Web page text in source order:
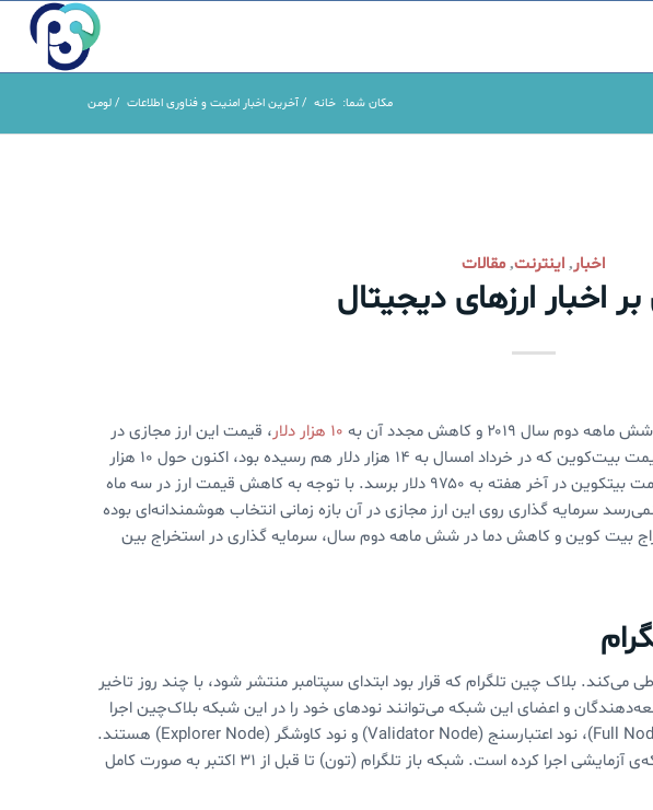
مکان شما: خانه / آخرین اخبار امنیت و فناوری اطلاعات / لومن
اخبار, اینترنت,مقالات
اخبار ارزهای دیجیتال
دوم سال ۲۰۱۹ و کاهش مجدد آن به ۱۰ هزار دلار
، قیمت این ارز مجازی در
ماه گذشته یک ثبات نسبی را تجربه کرده است. قیمت بیت‌کوین که در خرداد امسال به ۱۴ هزار دلار هم رسیده بود، اکنون حول ۱۰ هزار
دلار نوسان‌های جزئی دارد. پیشبینی می‌شود که قیمت بیتکوین در آخر هفته به ۹۷۵۰ دلار برسد. با توجه به کاهش قیمت ارز در سه ماه
سرمایه گذاری روی این ارز مجازی در آن بازه زمانی انتخاب هوشمندانه‌ای بوده
بیت کوین و کاهش دما در شش ماهه دوم سال، سرمایه گذاری در استخراج بین
طی می‌کند. بلاک چین تلگرام که قرار بود ابتدای سپتامبر منتشر شود، با چند روز تاخیر
و اعضای این شبکه می‌توانند نودهای خود را در این شبکه بلاک‌چین اجرا
کنند. نودهای بلاک چین تلگرام شامل نود کامل (Full Node)، نود اعتبارسنج (Validator Node) و نود کاوشگر (Explorer Node) هستند.
بنا بر گزارش‌ها، تلگرام حدودا ۱۰۰ نود روی این شبکه‌ی آزمایشی اجرا کرده است. شبکه باز تلگرام (تون) تا قبل از ۳۱ اکتبر به صورت کامل